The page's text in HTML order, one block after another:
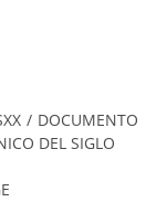
/ DOCUMENTO
DEL SIGLO